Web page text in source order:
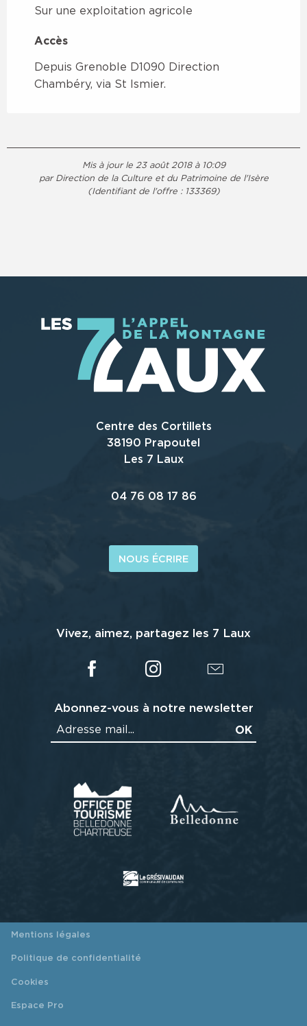
Sur une exploitation agricole
Accès
Accès
Depuis Grenoble D1090 Direction
Chambéry, via St Ismier.
Mis à jour le 23 août 2018 à 10:09
par Direction de la Culture et du Patrimoine de l'Isère
(Identifiant de l'offre : 133369)
Centre des Cortillets
38190 Prapoutel
Les 7 Laux
04 76 08 17 86
NOUS ÉCRIRE
Vivez, aimez, partagez les 7 Laux
Abonnez-vous à notre newsletter
Mentions légales
Politique de confidentialité
Cookies
Espace Pro